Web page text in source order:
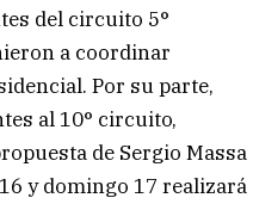
del circuito 5°
a coordinar
Por su parte,
al 10° circuito,
de Sergio Massa
y domingo 17 realizará